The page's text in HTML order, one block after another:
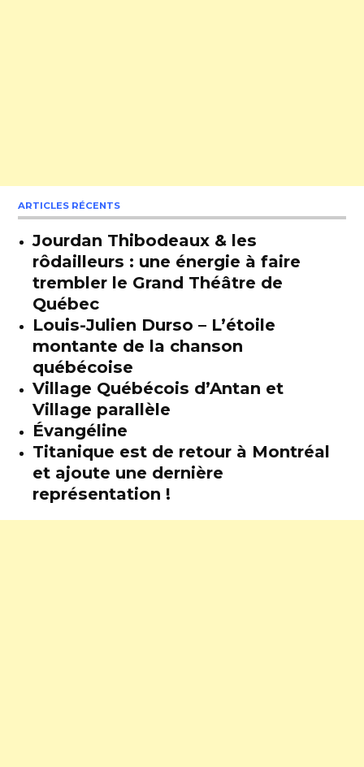
ARTICLES RÉCENTS
Jourdan Thibodeaux & les
rôdailleurs : une énergie à faire
trembler le Grand Théâtre de
Québec
Louis-Julien Durso – L’étoile
montante de la chanson
québécoise
Village Québécois d’Antan et
Village parallèle
Évangéline
Titanique est de retour à Montréal
et ajoute une dernière
représentation !